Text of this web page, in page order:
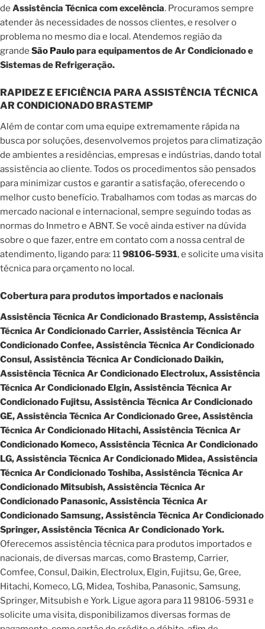
de Assistência Técnica com excelência. Procuramos sempre
atender às necessidades de nossos clientes, e resolver o
problema no mesmo dia e local. Atendemos região da
grande São Paulopara equipamentos de Ar Condicionado e
Sistemas de Refrigeração.
RAPIDEZ E EFICIÊNCIA PARA ASSISTÊNCIA TÉCNICA
AR CONDICIONADO BRASTEMP
Além de contar com uma equipe extremamente rápida na
busca por soluções, desenvolvemos projetos para climatização
de ambientes a residências, empresas e indústrias, dando total
assistência ao cliente. Todos os procedimentos são pensados
para minimizar custos e garantir a satisfação, oferecendo o
melhor custo benefício. Trabalhamos com todas as marcas do
mercado nacional e internacional, sempre seguindo todas as
normas do Inmetro e ABNT. Se você ainda estiver na dúvida
sobre o que fazer, entre em contato com a nossa central de
atendimento, ligando para: 1198106-5931, e solicite uma visita
técnica para orçamento no local.
Cobertura para produtos importados e nacionais
Assistência Técnica Ar Condicionado Brastemp, Assistência
Técnica Ar Condicionado Carrier, Assistência Técnica Ar
Condicionado Confee, Assistência Técnica Ar Condicionado
Consul, Assistência Técnica Ar Condicionado Daikin,
Assistência Técnica Ar Condicionado Electrolux, Assistência
Técnica Ar Condicionado Elgin, Assistência Técnica Ar
Condicionado Fujitsu, Assistência Técnica Ar Condicionado
GE, Assistência Técnica Ar Condicionado Gree, Assistência
Técnica Ar Condicionado Hitachi, Assistência Técnica Ar
Condicionado Komeco, Assistência Técnica Ar Condicionado
LG, Assistência Técnica Ar Condicionado Midea, Assistência
Técnica Ar Condicionado Toshiba, Assistência Técnica Ar
Condicionado Mitsubish, Assistência Técnica Ar
Condicionado Panasonic, Assistência Técnica Ar
Condicionado Samsung, Assistência Técnica Ar Condicionado
Springer, Assistência Técnica Ar Condicionado York.
Oferecemos assistência técnica para produtos importados e
nacionais, de diversas marcas, como Brastemp, Carrier,
Comfee, Consul, Daikin, Electrolux, Elgin, Fujitsu, Ge, Gree,
Hitachi, Komeco, LG, Midea, Toshiba, Panasonic, Samsung,
Springer, Mitsubish e York. Ligue agora para 11 98106-5931 e
solicite uma visita, disponibilizamos diversas formas de